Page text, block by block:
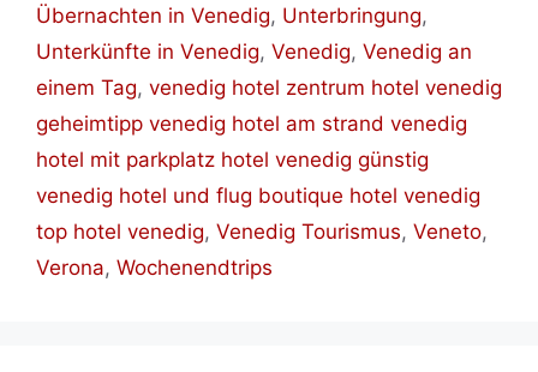
Übernachten in Venedig, Unterbringung,
Unterkünfte in Venedig, Venedig, Venedig an
einem Tag, venedig hotel zentrum hotel venedig
geheimtipp venedig hotel am strand venedig
hotel mit parkplatz hotel venedig günstig
venedig hotel und flug boutique hotel venedig
top hotel venedig, Venedig Tourismus, Veneto,
Verona, Wochenendtrips